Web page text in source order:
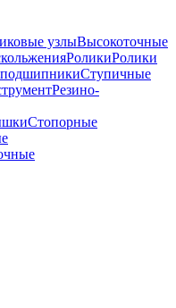
узлыВысокоточные
РоликиРолики
Ступичные
Резино-
Стопорные